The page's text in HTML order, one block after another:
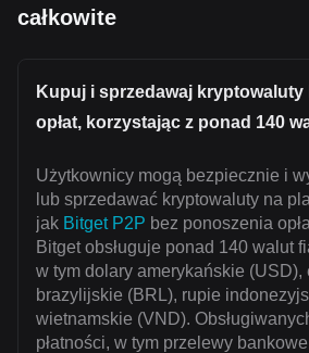
całkowite
Kupuj i sprzedawaj kryptowaluty
opłat, korzystając z ponad 140
Użytkownicy mogą bezpiecznie i
lub sprzedawać kryptowaluty na
jak Bitget P2P bez ponoszenia
Bitget obsługuje ponad 140 walut
w tym dolary amerykańskie (USD),
brazylijskie (BRL), rupie
wietnamskie (VND).
płatności, w tym przelewy